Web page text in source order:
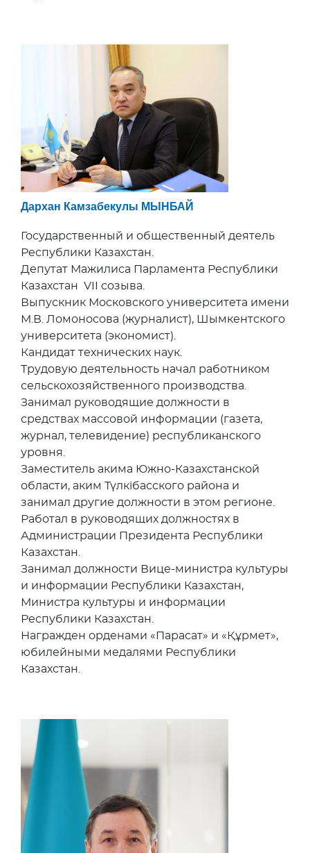
Дархан Камзабекулы МЫНБАЙ
Государственный и общественный деятель
Республики Казахстан.
Депутат Мажилиса Парламента Республики
Казахстан VII созыва.
Выпускник Московского университета имени
М.В. Ломоносова (журналист), Шымкентского
университета (экономист).
Кандидат технических наук.
Трудовую деятельность начал работником
сельскохозяйственного производства.
Занимал руководящие должности в
средствах массовой информации (газета,
журнал, телевидение) республиканского
уровня.
Заместитель акима Южно-Казахстанской
области, аким Түлкібасского района и
занимал другие должности в этом регионе.
Работал в руководящих должностях в
Администрации Президента Республики
Казахстан.
Занимал должности Вице-министра культуры
и информации Республики Казахстан,
Министра культуры и информации
Республики Казахстан.
Награжден орденами «Парасат» и «Құрмет»,
юбилейными медалями Республики
Казахстан.